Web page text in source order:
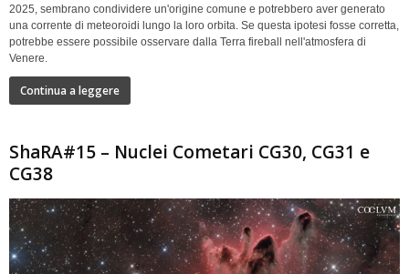
2025, sembrano condividere un'origine comune e potrebbero aver generato
una corrente di meteoroidi lungo la loro orbita. Se questa ipotesi fosse corretta,
potrebbe essere possibile osservare dalla Terra fireball nell'atmosfera di
Venere.
Continua a leggere
ShaRA#15 – Nuclei Cometari CG30, CG31 e
CG38